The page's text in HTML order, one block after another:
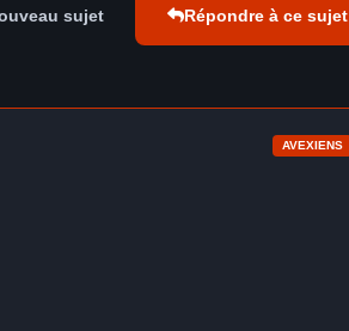
sujet Répondre à ce sujet
AVEXIENS